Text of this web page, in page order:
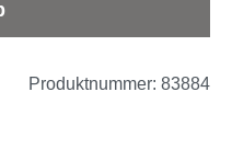
Produktnummer: 83884